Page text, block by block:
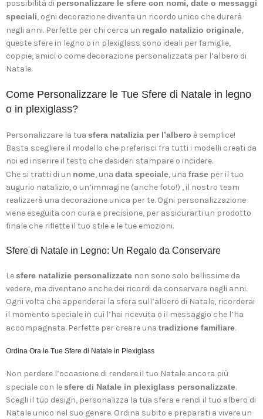
possibilità di personalizzare le sfere con nomi, date o messaggi
speciali, ogni decorazione diventa un ricordo unico che durerà
negli anni. Perfette per chi cerca un regalo natalizio originale,
queste sfere in legno o in plexiglass sono ideali per famiglie,
coppie, amici o come decorazione personalizzata per l’albero di
Natale.
Come Personalizzare le Tue Sfere di Natale in legno
o in plexiglass?
Personalizzare la tua sfera natalizia per l’albero è semplice!
Basta scegliere il modello che preferisci fra tutti i modelli creati da
noi ed inserire il testo che desideri stampare o incidere.
Che si tratti di un nome, una data speciale, una frase per il tuo
augurio natalizio, o un’immagine (anche foto!) , il nostro team
realizzerà una decorazione unica per te. Ogni personalizzazione
viene eseguita con cura e precisione, per assicurarti un prodotto
finale che riflette il tuo stile e le tue emozioni.
Sfere di Natale in Legno: Un Regalo da Conservare
Lesfere natalizie personalizzate non sono solo bellissime da
vedere, ma diventano anche dei ricordi da conservare negli anni.
Ogni volta che appenderai la sfera sull’albero di Natale, ricorderai
il momento speciale in cui l’hai ricevuta o il messaggio che l’ha
accompagnata. Perfette per creare una tradizione familiare.
Ordina Ora le Tue Sfere di Natale in Plexiglass
Non perdere l’occasione di rendere il tuo Natale ancora più
speciale con lesfere di Natale in plexiglass personalizzate.
Scegli il tuo design, personalizza la tua sfera e rendi il tuo albero di
Natale unico nel suo genere. Ordina subito e preparati a vivere un